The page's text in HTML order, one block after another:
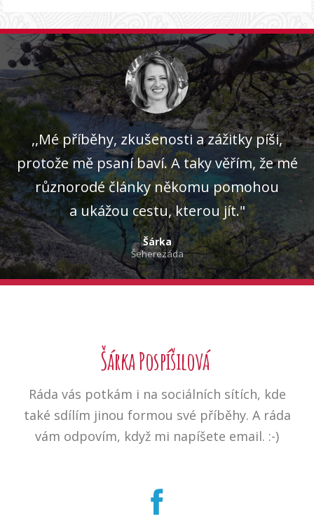
,,Mé příběhy, zkušenosti a zážitky píši,
protože mě psaní baví. A taky věřím, že mé
různorodé články někomu pomohou
a ukážou cestu, kterou jít."
Šárka
Šeherezáda
Šárka Pospíšilová
Ráda vás potkám i na sociálních sítích, kde
také sdílím jinou formou své příběhy. A ráda
vám odpovím, když mi napíšete email. :-)